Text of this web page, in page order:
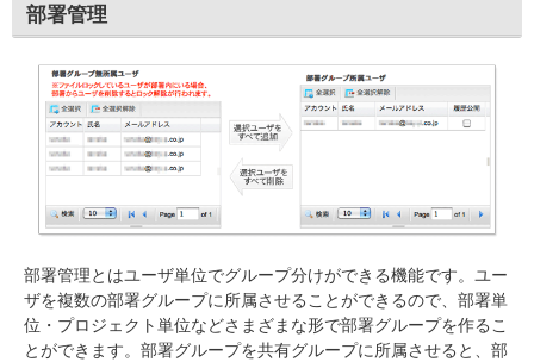
部署管理
部署管理とはユーザ単位でグループ分けができる機能です。ユー
ザを複数の部署グループに所属させることができるので、部署単
位・プロジェクト単位などさまざまな形で部署グループを作るこ
とができます。部署グループを共有グループに所属させると、部